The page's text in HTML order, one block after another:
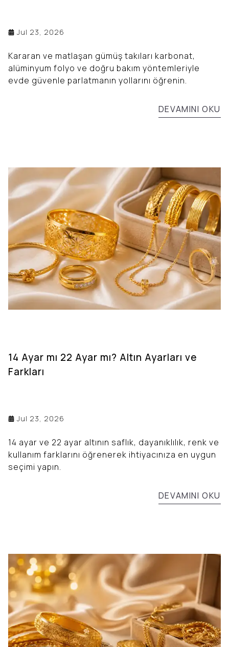
Jul 23, 2026
Kararan ve matlaşan gümüş takıları karbonat,
alüminyum folyo ve doğru bakım yöntemleriyle
evde güvenle parlatmanın yollarını öğrenin.
DEVAMINI OKU
14 Ayar mı 22 Ayar mı? Altın Ayarları ve
Farkları
Jul 23, 2026
14 ayar ve 22 ayar altının saflık, dayanıklılık, renk ve
kullanım farklarını öğrenerek ihtiyacınıza en uygun
seçimi yapın.
DEVAMINI OKU